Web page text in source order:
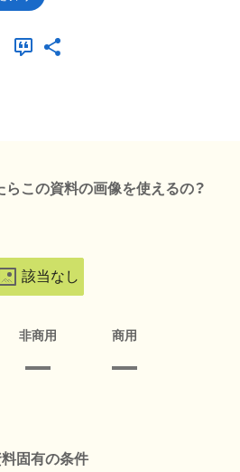
らこの資料の画像を使えるの？
該当なし
非商用 商用
固有の条件